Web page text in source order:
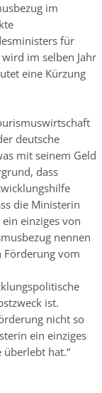
im
für
im selben Jahr
eine Kürzung
deutsche
mit seinem Geld
dass
die Ministerin
einziges von
nennen
Förderung vom
ist.
nicht so
ein einziges
überlebt hat.“